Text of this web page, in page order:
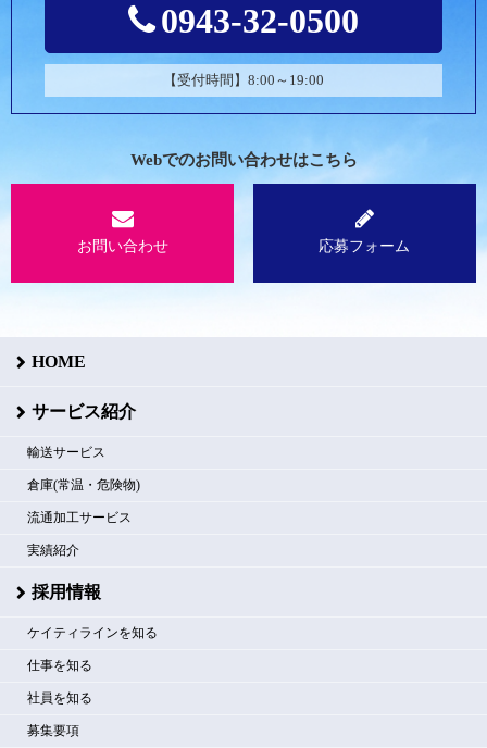
0943-32-0500
【受付時間】8:00～19:00
Webでのお問い合わせはこちら
お問い合わせ 応募フォーム
HOME
サービス紹介
輸送サービス
倉庫(常温・危険物)
流通加工サービス
実績紹介
採用情報
ケイティラインを知る
仕事を知る
社員を知る
募集要項